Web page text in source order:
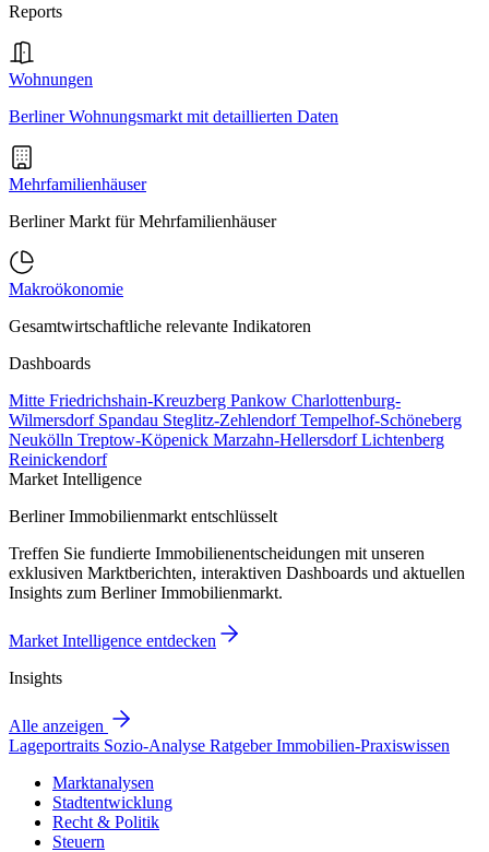
Reports
Wohnungen
Berliner Wohnungsmarkt mit detaillierten Daten
Mehrfamilienhäuser
Berliner Markt für Mehrfamilienhäuser
Makroökonomie
Gesamtwirtschaftliche relevante Indikatoren
Dashboards
Mitte Friedrichshain-Kreuzberg Pankow Charlottenburg-
Wilmersdorf Spandau Steglitz-ZehlendorfTempelhof-Schöneberg
Neukölln Treptow-Köpenick Marzahn-HellersdorfLichtenberg
Reinickendorf
Market Intelligence
Berliner Immobilienmarkt entschlüsselt
Treffen Sie fundierte Immobilienentscheidungen mit unseren
exklusiven Marktberichten, interaktiven Dashboards und aktuellen
Insights zum Berliner Immobilienmarkt.
Market Intelligence entdecken
Insights
Alle anzeigen
Lageportraits Sozio-Analyse RatgeberImmobilien-Praxiswissen
Marktanalysen
Stadtentwicklung
Recht & Politik
Steuern